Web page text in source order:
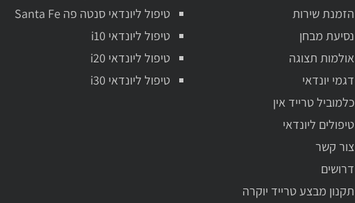
הזמנת שירות
נסיעת מבחן
אולמות תצוגה
דגמי יונדאי
כלמוביל טרייד אין
טיפולים ליונדאי
צור קשר
דרושים
תקנון מבצע טרייד יוקרה
טיפול ליונדאי סנטה פה Santa Fe
טיפול ליונדאי i10
טיפול ליונדאי i20
טיפול ליונדאי i30